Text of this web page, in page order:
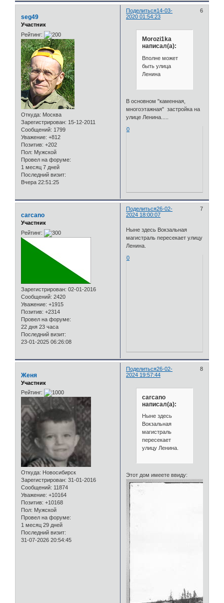
Поделиться 6
14-03-
2020 01:54:23
seg49
Участник
Рейтинг:
Откуда: Москва
Зарегистрирован: 15-12-2011
Сообщений: 1799
Уважение: +812
Позитив: +202
Пол: Мужской
Провел на форуме:
1 месяц 7 дней
Последний визит:
Вчера 22:51:25
Morozi1ka
написал(а):
Вполне может
быть улица
Ленина
В основном "каменная,
многоэтажная" застройка на
улице Ленина.....
0
Поделиться 7
26-02-
2024 18:00:07
carcano
Участник
Рейтинг:
Зарегистрирован: 02-01-2016
Сообщений: 2420
Уважение: +1915
Позитив: +2314
Провел на форуме:
22 дня 23 часа
Последний визит:
23-01-2025 06:26:08
Ныне здесь Вокзальная
магистраль пересекает улицу
Ленина.
0
Поделиться 8
26-02-
2024 19:57:44
Женя
Участник
Рейтинг:
Откуда: Новосибирск
Зарегистрирован: 31-01-2016
Сообщений: 11874
Уважение: +10164
Позитив: +10168
Пол: Мужской
Провел на форуме:
1 месяц 29 дней
Последний визит:
31-07-2026 20:54:45
carcano
написал(а):
Ныне здесь
Вокзальная
магистраль
пересекает
улицу Ленина.
Этот дом имеете ввиду: